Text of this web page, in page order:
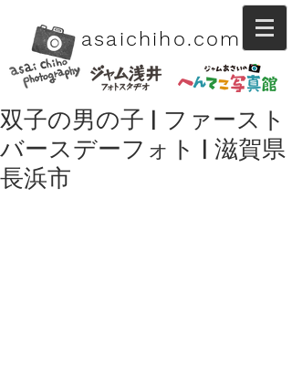
asaichiho.com
双子の男の子 | ファースト
バースデーフォト | 滋賀県
長浜市